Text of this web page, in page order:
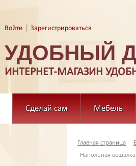
Войти Зарегистрироваться
УДОБНЫЙ
ИНТЕРНЕТ-МАГАЗИН
Сделай сам Мебель
Главная страница
Напольная вешалка